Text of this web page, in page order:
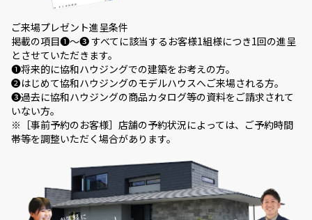
ご来場プレゼント進呈条件
掲載の項目❶～❸ すべてに該当するお客様1組様につき1回の進呈
とさせていただきます。
❶将来的に協和ハウジングでの建築をお考えの方。
❷はじめて協和ハウジングのモデルハウスへご来場される方。
❸過去に協和ハウジングの商品カタログ等の資料をご請求されて
いない方。
※［事前予約のお客様］店舗の予約状況によっては、ご予約時間
帯等を調整いただく場合があります。